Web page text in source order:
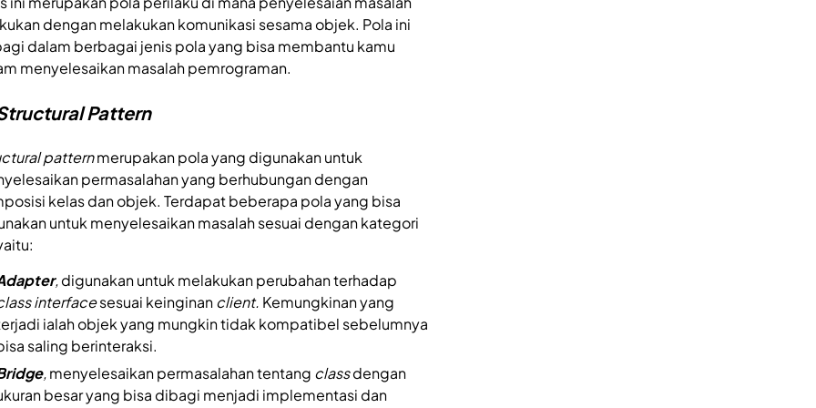
dengan melakukan komunikasi sesama objek. Pola ini
dalam berbagai jenis pola yang bisa membantu kamu
menyelesaikan masalah pemrograman.
Pattern
patternmerupakan pola yang digunakan untuk
permasalahan yang berhubungan dengan
kelasdan objek. Terdapat beberapa pola yang bisa
untuk menyelesaikan masalah sesuai dengan kategori
,digunakan untuk melakukan perubahan terhadap
interfacesesuai keinginanclient. Kemungkinan yang
ialah objek yang mungkin tidak kompatibel sebelumnya
saling berinteraksi.
,menyelesaikan permasalahan tentang classdengan
besar yang bisa dibagi menjadi implementasi dan